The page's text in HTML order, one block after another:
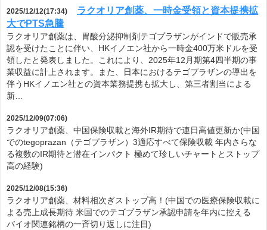
2025/12/12(17:34)
ラクオリア創薬、一時金受領と資本提携拡
大でPTS急騰
ラクオリア創薬は、胃酸分泌抑制剤テゴプラザンがインドで販売承
認を受けたことに伴い、HKイノエン社から一時金400万米ドルを受
領したと発表しました。これにより、2025年12月期第4四半期の事
業収益に計上されます。また、日本におけるテゴプラザンの導出を
伴うHKイノエン社との資本業務提携も拡大し、第三者割当による
新…
2025/12/09(07:06)
ラクオリア創薬、中国保険収載と海外IR期待で連日高値更新か(中国
でのtegoprazan（テゴプラザン）3適応すべて保険収載 年内さらな
る複数のIR期待と潜在インパクト 極めて珍しいチャートとストップ
高の経験)
2025/12/08(15:36)
ラクオリア創薬、材料相次ぎストップ高！(中国での医療保険収載に
よる売上成長期待 米国でのテゴプラザン承認申請を年内に控える
バイオ関連銘柄の一斉切り返しに注目)